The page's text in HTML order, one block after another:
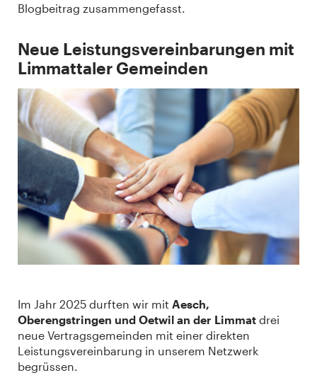
Blogbeitrag zusammengefasst.
Neue Leistungsvereinbarungen mit
Limmattaler Gemeinden
Im Jahr 2025 durften wir mit Aesch,
Oberengstringen und Oetwil an der Limmat drei
neue Vertragsgemeinden mit einer direkten
Leistungsvereinbarung in unserem Netzwerk
begrüssen.